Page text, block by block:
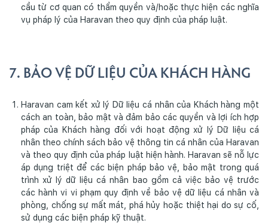
cầu từ cơ quan có thẩm quyền và/hoặc thực hiện các nghĩa
vụ pháp lý của Haravan theo quy định của pháp luật.
7. BẢO VỆ DỮ LIỆU CỦA KHÁCH HÀNG
Haravan cam kết xử lý Dữ liệu cá nhân của Khách hàng một
cách an toàn, bảo mật và đảm bảo các quyền và lợi ích hợp
pháp của Khách hàng đối với hoạt động xử lý Dữ liệu cá
nhân theo chính sách bảo vệ thông tin cá nhân của Haravan
và theo quy định của pháp luật hiện hành. Haravan sẽ nỗ lực
áp dụng triệt để các biện pháp bảo vệ, bảo mật trong quá
trình xử lý dữ liệu cá nhân bao gồm cả việc bảo vệ trước
các hành vi vi phạm quy định về bảo vệ dữ liệu cá nhân và
phòng, chống sự mất mát, phá hủy hoặc thiệt hại do sự cố,
sử dụng các biện pháp kỹ thuật.